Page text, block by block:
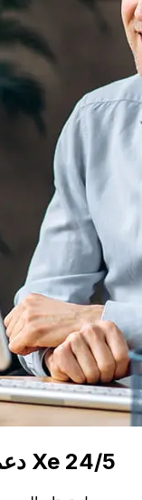
دعم خبراء النقل العالمي للخبراء Xe 24/5